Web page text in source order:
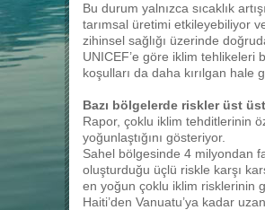
Bu durum yalnızca sıcaklık
tarımsal üretimi etkileyebiliyor
zihinsel sağlığı üzerinde
UNICEF’e göre iklim tehlikeleri
koşulları da daha kırılgan hale
Bazı bölgelerde riskler üst
Rapor, çoklu iklim tehditlerinin
yoğunlaştığını gösteriyor.
Sahel bölgesinde 4 milyondan
oluşturduğu üçlü riskle karşı
en yoğun çoklu iklim risklerinin
Haiti’den Vanuatu’ya kadar